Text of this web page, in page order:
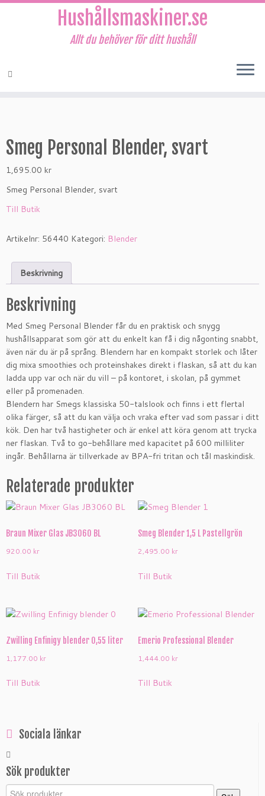
Hushållsmaskiner.se
Allt du behöver för ditt hushåll
Smeg Personal Blender, svart
1,695.00 kr
Smeg Personal Blender, svart
Till Butik
Artikelnr: 56440 Kategori: Blender
Beskrivning
Beskrivning
Med Smeg Personal Blender får du en praktisk och snygg
hushållsapparat som gör att du enkelt kan få i dig någonting snabbt,
även när du är på språng. Blendern har en kompakt storlek och låter
dig mixa smoothies och proteinshakes direkt i flaskan, så att du kan
ladda upp var och när du vill – på kontoret, i skolan, på gymmet
eller på promenaden.
Blendern har Smegs klassiska 50-talslook och finns i ett flertal
olika färger, så att du kan välja och vraka efter vad som passar i ditt
kök. Den har två hastigheter och är enkel att köra genom att trycka
ner flaskan. Två to go-behållare med kapacitet på 600 milliliter
ingår. Behållarna är tillverkade av BPA-fri tritan och tål maskindisk.
Relaterade produkter
Braun Mixer Glas JB3060 BL
920.00 kr
Till Butik
Smeg Blender 1,5 L Pastellgrön
2,495.00 kr
Till Butik
Zwilling Enfinigy blender 0,55 liter
1,177.00 kr
Till Butik
Emerio Professional Blender
1,444.00 kr
Till Butik
Sociala länkar
Sök produkter
Sök